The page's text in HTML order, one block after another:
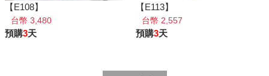
【E108】
台幣 3,480
預購3天
【E113】
台幣 2,557
預購3天